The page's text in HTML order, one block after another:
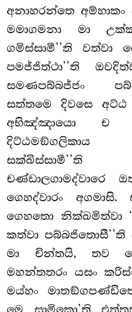
අනාහරන්තෙ
මමාගමනා මා
ගමිස්සාමී’’ති වත්වා
පමජ්ජිත්ථා’’ති
සමණපබ්බජ්ජං
සත්තමෙ දිවසෙ
අභිඤ්ඤායො ච
දිට්ඨමඞ්ගලිකාය
චණ්ඩාලගාමද්වාරෙ
ගෙහද්වාරං
ගෙහතො නික්ඛමිත්වා
කත්වා පබ්බජිතොසී’’ති
මා චින්තයි, තව
මහන්තතරං යසං
මය්හං